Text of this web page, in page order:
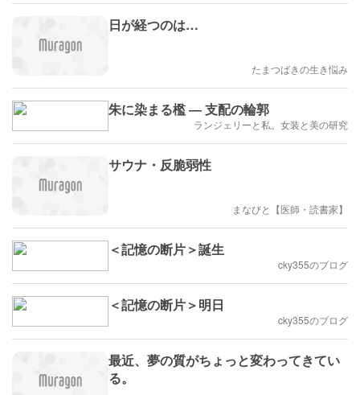
日が経つのは…
たまつばきの生き悩み
朱に染まる檻 ― 支配の輪郭
ランジェリーと私。女装と美の研究
サウナ・反脆弱性
まなびと【医師・読書家】
＜記憶の断片＞誕生
cky355のブログ
＜記憶の断片＞明日
cky355のブログ
最近、夢の質がちょっと変わってきてい
る。